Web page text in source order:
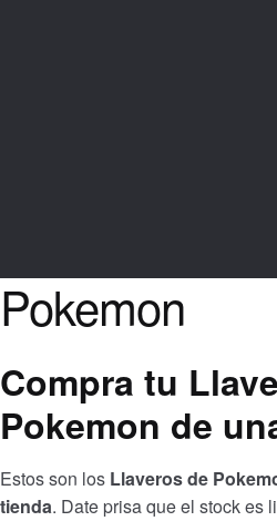
Pokemon
Compra tu
Pokemon de
Estos son los Llaverosde
tienda. Date prisa que el stock es